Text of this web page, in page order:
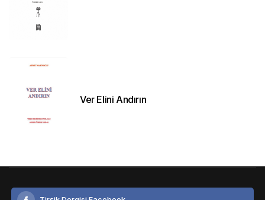
Ver Elini Andırın